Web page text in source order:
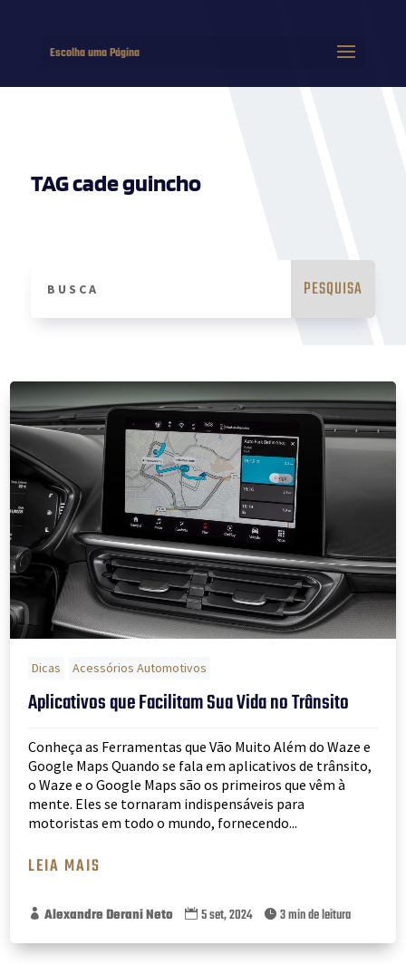
Escolha uma Página
TAG cade guincho
Dicas Acessórios Automotivos
Aplicativos que Facilitam Sua Vida no Trânsito
Conheça as Ferramentas que Vão Muito Além do Waze e
Google Maps Quando se fala em aplicativos de trânsito,
o Waze e o Google Maps são os primeiros que vêm à
mente. Eles se tornaram indispensáveis para
motoristas em todo o mundo, fornecendo...
LEIA MAIS
 Alexandre Derani Neto  5 set, 2024  3 min de leitura